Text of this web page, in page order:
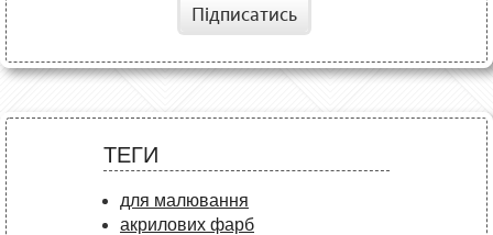
Підписатись
ТЕГИ
для малювання
акрилових фарб